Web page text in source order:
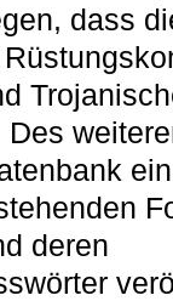
dass
deren